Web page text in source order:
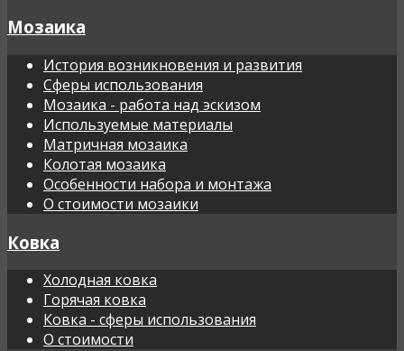
Мозаика
История возникновения и развития
Сферы использования
Мозаика - работа над эскизом
Используемые материалы
Матричная мозаика
Колотая мозаика
Особенности набора и монтажа
О стоимости мозаики
Ковка
Холодная ковка
Горячая ковка
Ковка - сферы использования
О стоимости